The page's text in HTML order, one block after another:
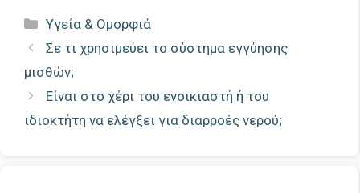
Κατηγορίες
Υγεία & Ομορφιά
Σε τι χρησιμεύει το σύστημα εγγύησης
μισθών;
Είναι στο χέρι του ενοικιαστή ή του
ιδιοκτήτη να ελέγξει για διαρροές νερού;